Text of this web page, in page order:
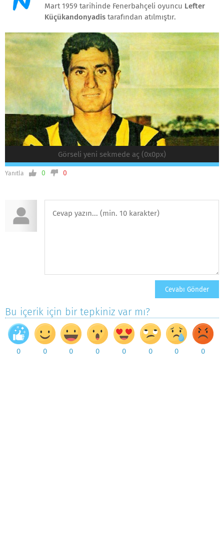
Mart 1959 tarihinde Fenerbahçeli oyuncu Lefter
Küçükandonyadis tarafından atılmıştır.
Görseli yeni sekmede aç (0x0px)
Yanıtla 0 0
Bu içerik için bir tepkiniz var mı?
0 0 0 0 0 0 0 0